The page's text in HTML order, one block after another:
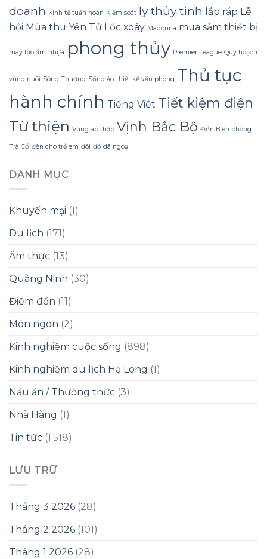
tạm
thời?
doanh Kinh tế tuần hoàn Kiểm soát ly thủy tinh lắp ráp Lễ
hội Mùa thu Yên Tử Lốc xoáy Madonna mua sắm thiết bị
máy tạo ẩm nhựa phong thủy Premier League Quy hoạch
vùng nuôi Sông Thương Sống ảo thiết kế văn phòng Thủ tục
hành chính Tiếng Việt Tiết kiệm điện
Từ thiện Vùng áp thấp Vịnh Bắc Bộ Đồn Biên phòng
Trà Cổ đèn cho trẻ em đôi đồ dã ngoại
DANH MỤC
Khuyến mại (1)
Du lịch (171)
Ẩm thực (13)
Quảng Ninh (30)
Điểm đến (11)
Món ngon (2)
Kinh nghiệm cuộc sống (898)
Kinh nghiệm du lịch Hạ Long (1)
Nấu ăn / Thưởng thức (3)
Nhà Hàng (1)
Tin tức (1.518)
LƯU TRỮ
Tháng 3 2026 (28)
Tháng 2 2026 (101)
Tháng 1 2026 (28)